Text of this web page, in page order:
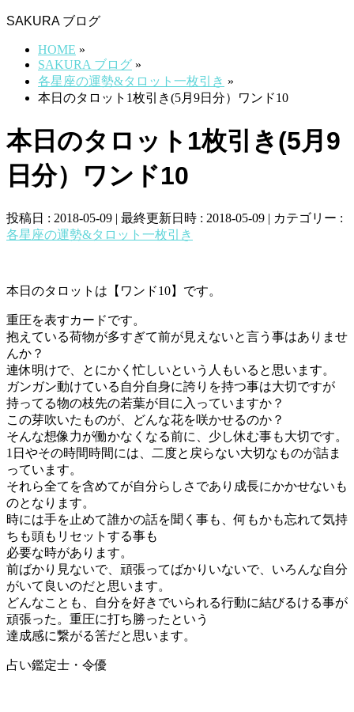
SAKURA ブログ
HOME »
SAKURA ブログ »
各星座の運勢&タロット一枚引き »
本日のタロット1枚引き(5月9日分）ワンド10
本日のタロット1枚引き(5月9
日分）ワンド10
投稿日 : 2018-05-09 最終更新日時 : 2018-05-09
カテゴリー :
各星座の運勢&タロット一枚引き
本日のタロットは【ワンド10】です。
重圧を表すカードです。
抱えている荷物が多すぎて前が見えないと言う事はありませ
んか？
連休明けで、とにかく忙しいという人もいると思います。
ガンガン動けている自分自身に誇りを持つ事は大切ですが
持ってる物の枝先の若葉が目に入っていますか？
この芽吹いたものが、どんな花を咲かせるのか？
そんな想像力が働かなくなる前に、少し休む事も大切です。
1日やその時間時間には、二度と戻らない大切なものが詰ま
っています。
それら全てを含めてが自分らしさであり成長にかかせないも
のとなります。
時には手を止めて誰かの話を聞く事も、何もかも忘れて気持
ちも頭もリセットする事も
必要な時があります。
前ばかり見ないで、頑張ってばかりいないで、いろんな自分
がいて良いのだと思います。
どんなことも、自分を好きでいられる行動に結びるける事が
頑張った。重圧に打ち勝ったという
達成感に繋がる筈だと思います。
占い鑑定士・令優